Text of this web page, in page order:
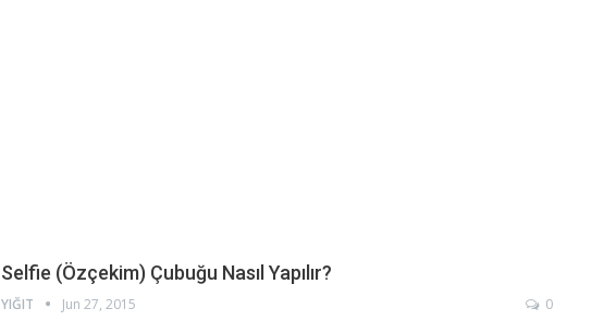
Selfie (Özçekim) Çubuğu Nasıl Yapılır?
YIĞIT Jun 27, 2015 0